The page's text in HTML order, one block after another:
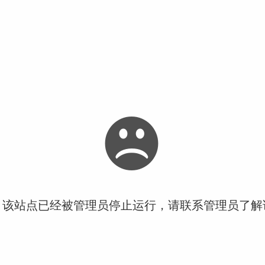
站点已经被管理员停止运行，请联系管理员了